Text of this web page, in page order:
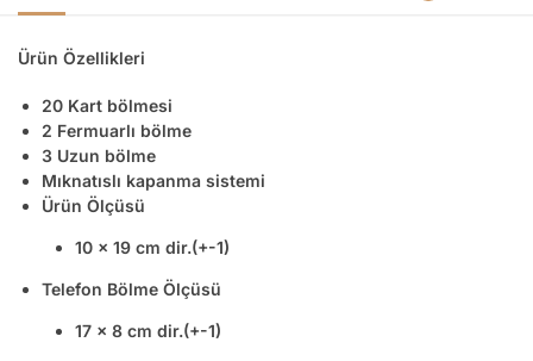
Ürün Özellikleri
20 Kart bölmesi
2 Fermuarlı bölme
3 Uzun bölme
Mıknatıslı kapanma sistemi
Ürün Ölçüsü
10 x 19 cm dir.(+-1)
Telefon Bölme Ölçüsü
17 x 8 cm dir.(+-1)